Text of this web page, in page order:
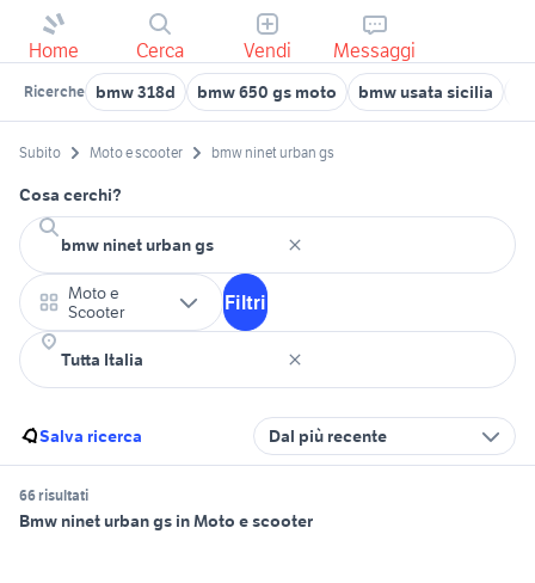
Home Cerca Vendi Messaggi
Ricerche bmw 318d bmw 650 gs moto bmw usata sicilia
Subito Moto e scooter bmw ninet urban gs
Cosa cerchi?
Moto e
Scooter
Filtri
Salva ricerca Dal più recente
66 risultati
Bmw ninet urban gs in Moto e scooter